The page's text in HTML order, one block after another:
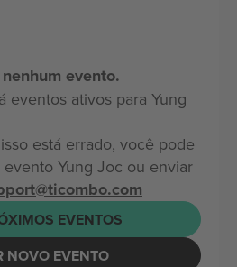
evento.
eventos ativos para Yung
está errado, você pode
Yung Joc ou enviar
EVENTOS
NOVO EVENTO